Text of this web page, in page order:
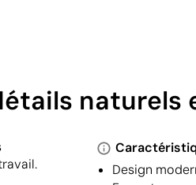
naturels
Design